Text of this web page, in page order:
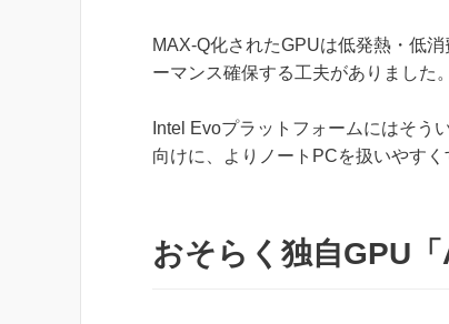
MAX-Q化されたGPUは低発熱・低
ーマンス確保する工夫がありました。
Intel Evoプラットフォームにはそう
向けに、よりノートPCを扱いやす
おそらく独自GPU